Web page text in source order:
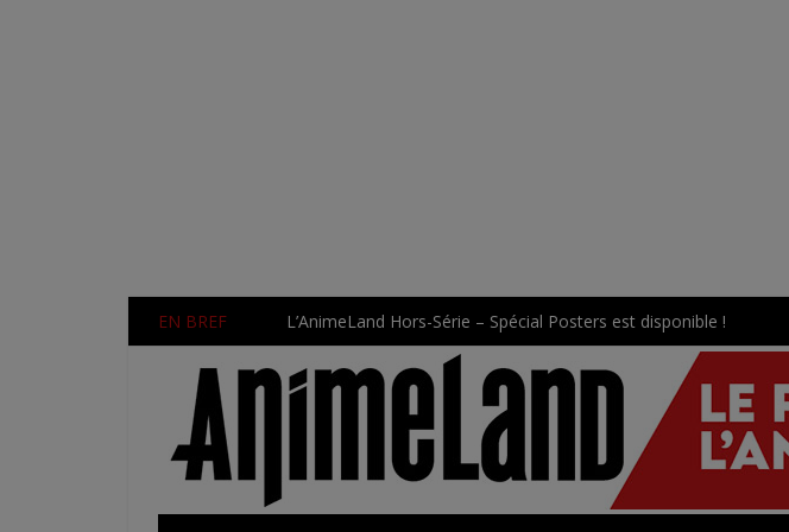
EN BREF L’AnimeLand Hors-Série – Spécial Posters est disponible !